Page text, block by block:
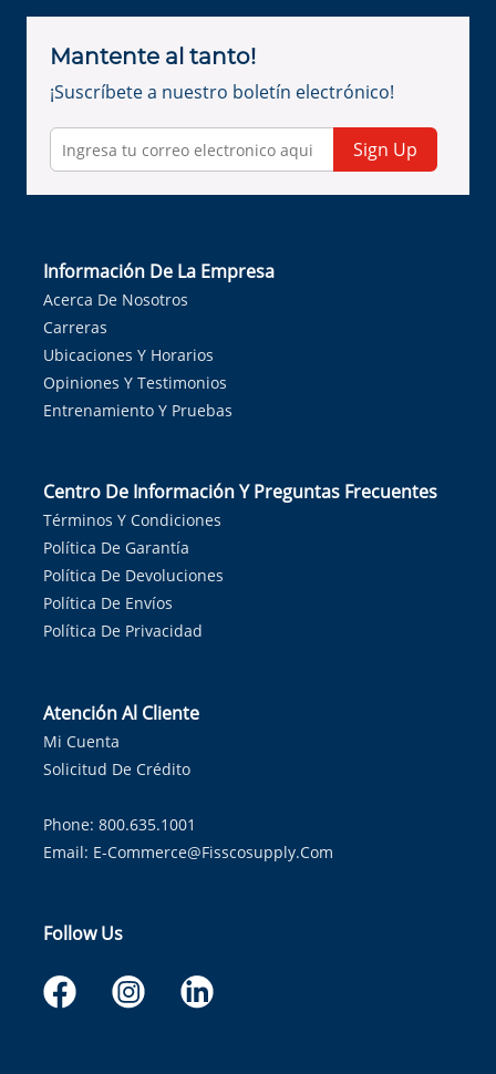
Mantente al tanto!
¡Suscríbete a nuestro boletín electrónico!
Sign Up
Información De La Empresa
Acerca De Nosotros
Carreras
Ubicaciones Y Horarios
Opiniones Y Testimonios
Entrenamiento Y Pruebas
Centro De Información Y Preguntas Frecuentes
Términos Y Condiciones
Política De Garantía
Política De Devoluciones
Política De Envíos
Política De Privacidad
Atención Al Cliente
Mi Cuenta
Solicitud De Crédito
Phone: 800.635.1001
Email: E-Commerce@fisscosupply.com
Follow Us